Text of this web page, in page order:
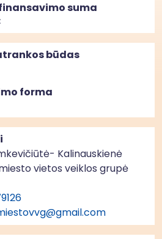
suma
būdas
forma
Kalinauskienė
vietos veiklos grupė